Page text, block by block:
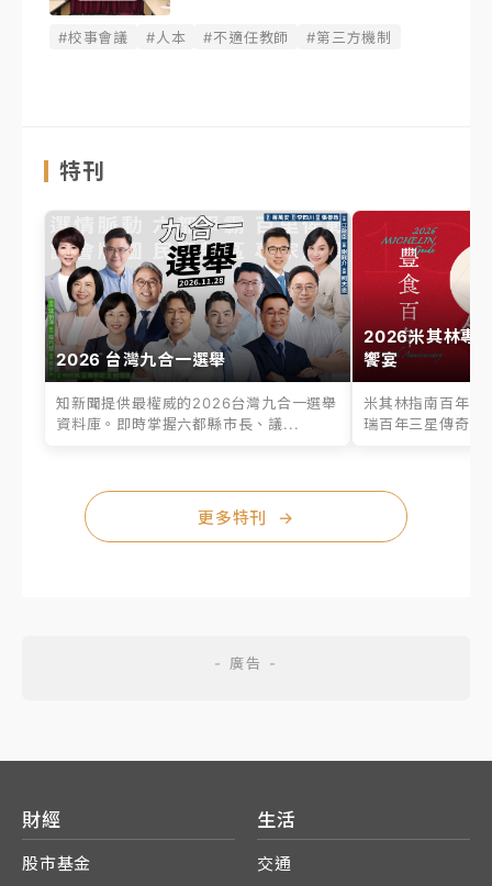
#校事會議 #人本 #不適任教師 #第三方機制
特刊
2026 台灣九合一選舉
知新聞提供最權威的2026台灣九合一選舉
資料庫。即時掌握六都縣市長、議...
2026米其林專
饗宴
米其林指南百年之
瑞百年三星傳奇、
更多特刊 →
財經
股市基金
生活
交通